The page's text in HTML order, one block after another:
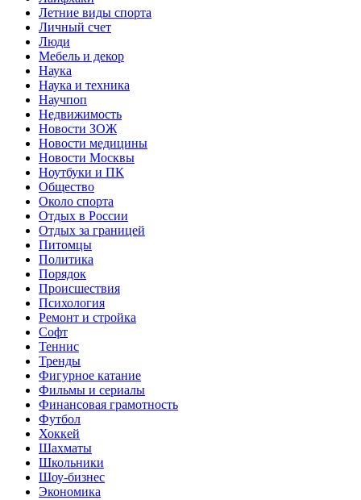
Летние виды спорта
Личный счет
Люди
Мебель и декор
Наука
Наука и техника
Научпоп
Недвижимость
Новости ЗОЖ
Новости медицины
Новости Москвы
Ноутбуки и ПК
Общество
Около спорта
Отдых в России
Отдых за границей
Питомцы
Политика
Порядок
Происшествия
Психология
Ремонт и стройка
Софт
Теннис
Тренды
Фигурное катание
Фильмы и сериалы
Финансовая грамотность
Футбол
Хоккей
Шахматы
Школьники
Шоу-бизнес
Экономика